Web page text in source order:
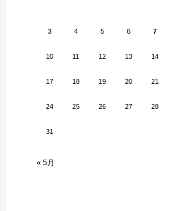
3 4 5 6 7
10 11 12 13 14
17 18 19 20 21
24 25 26 27 28
31
« 5月